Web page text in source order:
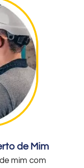
de Mim
mim com